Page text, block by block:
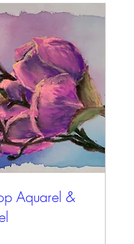
Aquarel &